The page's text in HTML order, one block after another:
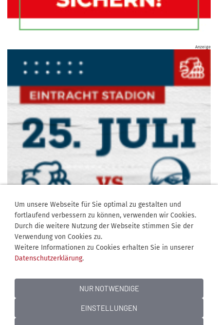
Anzeige
Mediadaten Über uns
Datenschutz
Um unsere Webseite für Sie optimal zu gestalten und
fortlaufend verbessern zu können, verwenden wir Cookies.
Durch die weitere Nutzung der Webseite stimmen Sie der
Verwendung von Cookies zu.
Weitere Informationen zu Cookies erhalten Sie in unserer
Datenschutzerklärung.
NUR NOTWENDIGE
EINSTELLUNGEN